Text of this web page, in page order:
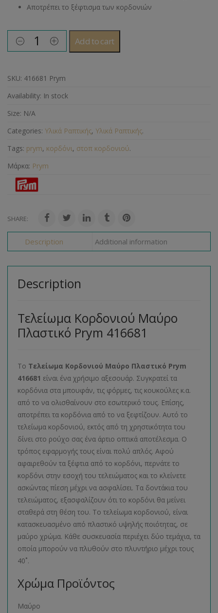
Αποτρέπει το ξέφτισμα των κορδονιών
Add to cart
SKU: 416681 Prym
Availability: In stock
Size: N/A
Categories: Υλικά Ραπτικής, Υλικά Ραπτικής.
Tags: prym, κορδόνι, στοπ κορδονιού.
Μάρκα: Prym
SHARE:
Description Additional information
Description
Τελείωμα Κορδονιού Μαύρο
Πλαστικό Prym 416681
Το Τελείωμα Κορδονιού Μαύρο Πλαστικό Prym
416681 είναι ένα χρήσιμο αξεσουάρ. Συγκρατεί τα
κορδόνια στα μπουφάν, τις φόρμες, τις κουκούλες κ.α.
από το να ολισθαίνουν στο εσωτερικό τους. Επίσης,
αποτρέπει τα κορδόνια από το να ξεφτίζουν. Αυτό το
τελείωμα κορδονιού, εκτός από τη χρηστικότητα του
δίνει στο ρούχο σας ένα άρτιο οπτικά αποτέλεσμα. Ο
τρόπος εφαρμογής τους είναι πολύ απλός. Αφού
αφαιρεθούν τα ξέφτια από το κορδόνι, περνάτε το
κορδόνι στην εσοχή του τελειώματος και το κλείνετε
ασκώντας πίεση μέχρι να ασφαλίσει. Τα δοντάκια του
τελειώματος, εξασφαλίζουν ότι το κορδόνι θα μείνει
σταθερά στη θέση του. Το τελείωμα κορδονιού, είναι
κατασκευασμένο από πλαστικό υψηλής ποιότητας, σε
μαύρο χρώμα. Κάθε συσκευασία περιέχει δύο τεμάχια, τα
οποία μπορούν να πλυθούν στο πλυντήριο μέχρι τους
40˚.
Χρώμα Προϊόντος
Μαύρο